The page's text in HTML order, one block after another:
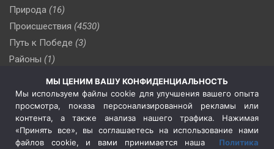
Природа (16)
Происшествия (4530)
Путь к Победе (3)
Районы (1)
(509)
Сельское хозяйство (3)
Социальная политика
(3)
Спецоперация в Украине
Спецоперация на Украине
(404)
МЫ ЦЕНИМ ВАШУ КОНФИДЕНЦИАЛЬНОСТЬ
Мы используем файлы cookie для улучшения вашего опыта
просмотра, показа персонализированной рекламы или
контента, а также анализа нашего трафика. Нажимая
«Принять все», вы соглашаетесь на использование нами
файлов cookie, и вами принимается наша Политика